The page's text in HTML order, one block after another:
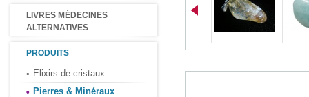
LIVRES MÉDECINES
ALTERNATIVES
PRODUITS
Elixirs de cristaux
Pierres & Minéraux